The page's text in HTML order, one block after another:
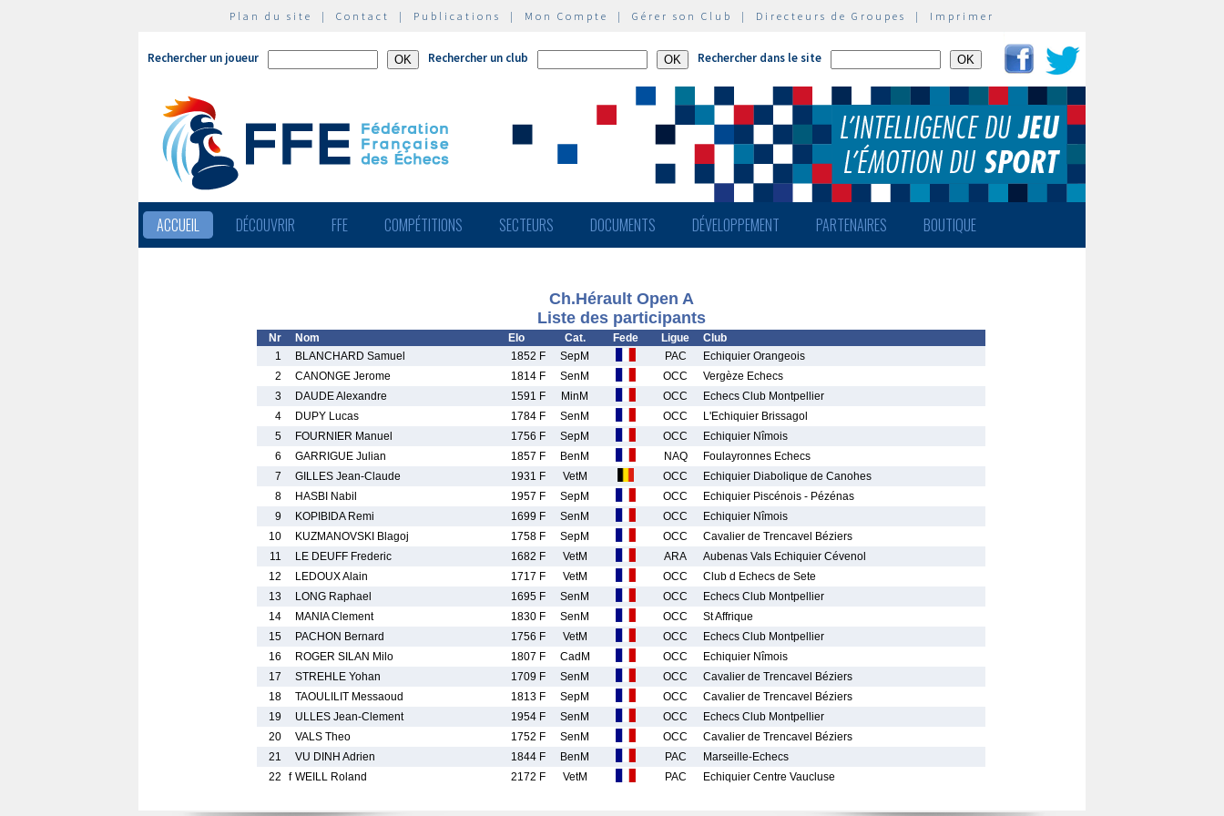
Plan du site | Contact | Publications | Mon Compte | Gérer son Club | Directeurs de Groupes | Imprimer
Rechercher un joueur Rechercher un club Rechercher dans le site
ACCUEIL DÉCOUVRIR FFE COMPÉTITIONS SECTEURS DOCUMENTS DÉVELOPPEMENT PARTENAIRES BOUTIQUE
Ch.Hérault Open A
Liste des participants
Nr Nom Elo Cat. Fede Ligue
Club
1
BLANCHARD Samuel 1852 F SepM PAC
Echiquier Orangeois
2
CANONGE Jerome 1814 F SenM OCC
Vergèze Echecs
3
DAUDE Alexandre 1591 F MinM OCC
Echecs Club Montpellier
4
DUPY Lucas 1784 F SenM OCC
L'Echiquier Brissagol
5
FOURNIER Manuel 1756 F SepM OCC
Echiquier Nîmois
6
GARRIGUE Julian 1857 F BenM NAQ
Foulayronnes Echecs
7
GILLES Jean-Claude 1931 F VetM OCC
Echiquier Diabolique de Canohes
8
HASBI Nabil 1957 F SepM OCC
Echiquier Piscénois - Pézénas
9
KOPIBIDA Remi 1699 F SenM OCC
Echiquier Nîmois
10
KUZMANOVSKI Blagoj 1758 F SepM OCC
Cavalier de Trencavel Béziers
11
LE DEUFF Frederic 1682 F VetM ARA
Aubenas Vals Echiquier Cévenol
12
LEDOUX Alain 1717 F VetM OCC
Club d Echecs de Sete
13
LONG Raphael 1695 F SenM OCC
Echecs Club Montpellier
14
MANIA Clement 1830 F SenM OCC
St Affrique
15
PACHON Bernard 1756 F VetM OCC
Echecs Club Montpellier
16
ROGER SILAN Milo 1807 F CadM OCC
Echiquier Nîmois
17
STREHLE Yohan 1709 F SenM OCC
Cavalier de Trencavel Béziers
18
TAOULILIT Messaoud 1813 F SepM OCC
Cavalier de Trencavel Béziers
19
ULLES Jean-Clement 1954 F SenM OCC
Echecs Club Montpellier
20
VALS Theo 1752 F SenM OCC
Cavalier de Trencavel Béziers
21
VU DINH Adrien 1844 F BenM PAC
Marseille-Echecs
22
f WEILL Roland 2172 F VetM PAC Echiquier Centre Vaucluse